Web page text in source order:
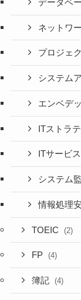
データベ
ネットワ
プロジェ
システム
エンベデ
ITストラ
ITサービ
システム
情報処理
TOEIC (2)
FP (4)
簿記 (4)